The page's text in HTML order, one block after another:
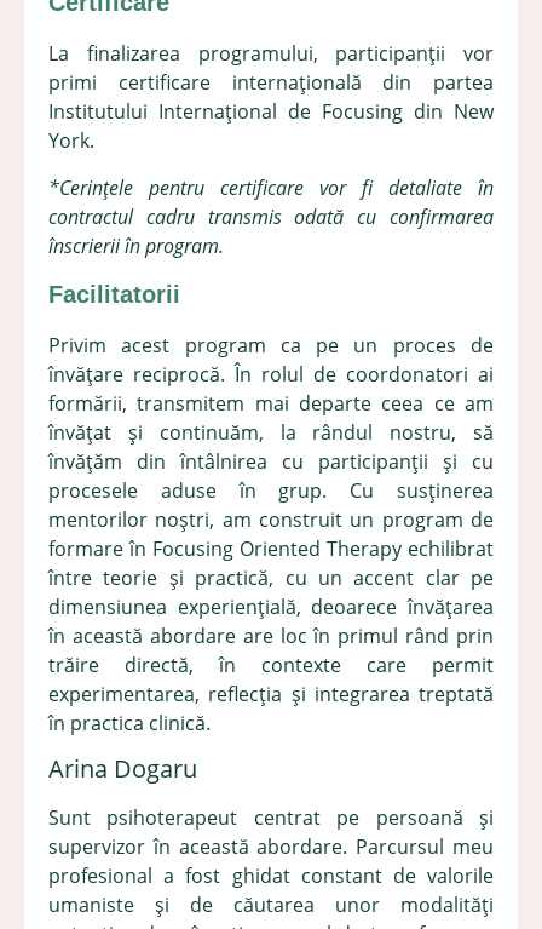
La finalizarea programului, participanții vor
primi certificare internațională din partea
Institutului Internațional de Focusing din New
York.
*Cerințele pentru certificare vor fi detaliate în
contractul cadru transmis odată cu confirmarea
înscrierii în program.
Facilitatorii
Privim acest program ca pe un proces de
învățare reciprocă. În rolul de coordonatori ai
formării, transmitem mai departe ceea ce am
învățat și continuăm, la rândul nostru, să
învățăm din întâlnirea cu participanții și cu
procesele aduse în grup. Cu susținerea
mentorilor noștri, am construit un program de
formare în Focusing Oriented Therapy echilibrat
între teorie și practică, cu un accent clar pe
dimensiunea experiențială, deoarece învățarea
în această abordare are loc în primul rând prin
trăire directă, în contexte care permit
experimentarea, reflecția și integrarea treptată
în practica clinică.
Arina Dogaru
Sunt psihoterapeut centrat pe persoană și
supervizor în această abordare. Parcursul meu
profesional a fost ghidat constant de valorile
umaniste și de căutarea unor modalități